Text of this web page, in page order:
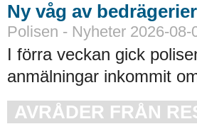
Ny våg av bedrägerier
Polisen - Nyheter 2026-08-
I förra veckan gick
anmälningar inkommit
AVRÅDER FRÅN